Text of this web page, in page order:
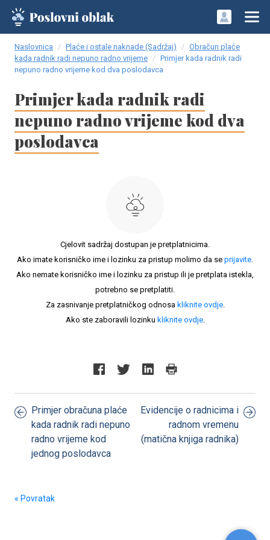
Naslovnica Plaće i ostale naknade (Sadržaj)
Obračun plaće
kada radnik radi nepuno radno vrijeme
Primjer kada radnik radi
nepuno radno vrijeme kod dva poslodavca
Primjer kada radnik radi
nepuno radno vrijeme kod dva
poslodavca
Cjelovit sadržaj dostupan je pretplatnicima.
Ako imate korisničko ime i lozinku za pristup molimo da se prijavite.
Ako nemate korisničko ime i lozinku za pristup ili je pretplata istekla,
potrebno se pretplatiti.
Za zasnivanje pretplatničkog odnosa kliknite ovdje.
Ako ste zaboravili lozinku kliknite ovdje.
Primjer obračuna plaće
kada radnik radi nepuno
radno vrijeme kod
jednog poslodavca
Evidencije o radnicima i
radnom vremenu
(matična knjiga radnika)
« Povratak